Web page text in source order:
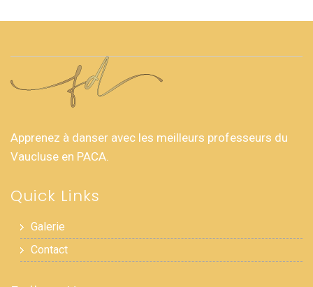
Apprenez à danser avec les meilleurs professeurs du
Vaucluse en PACA.
Quick Links
Galerie
Contact